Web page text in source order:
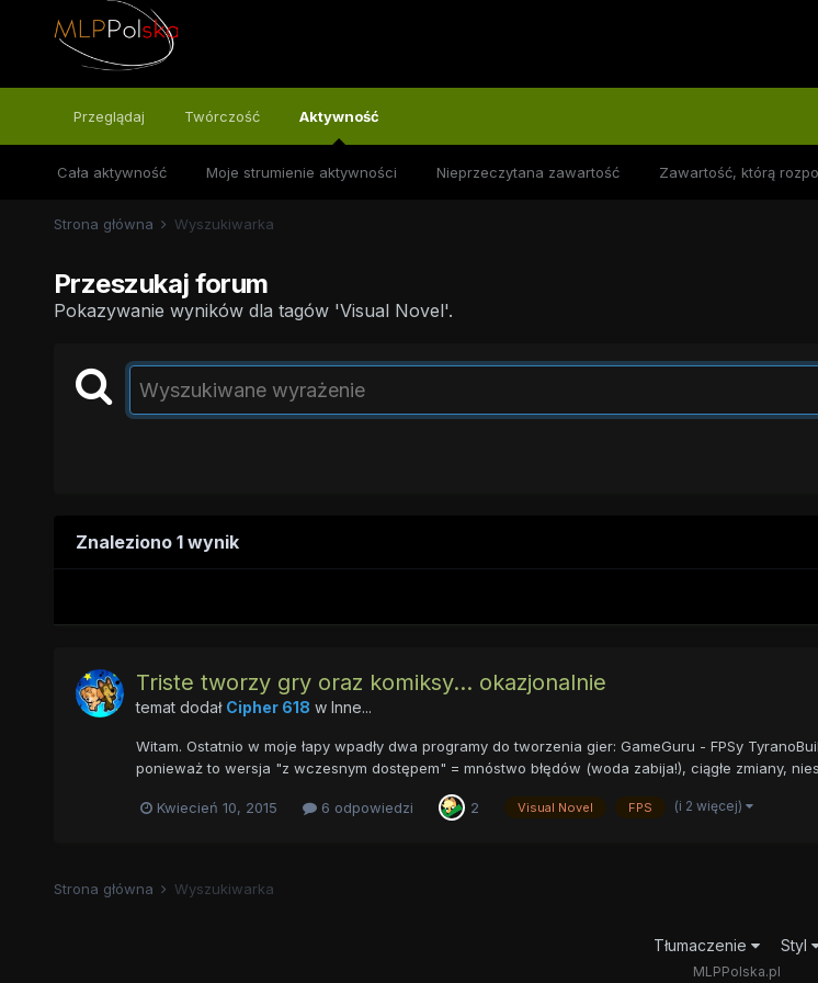
Przeglądaj Twórczość Aktywność
Cała aktywność Moje strumienie aktywności Nieprzeczytana zawartość Zawartość, którą
Strona główna Wyszukiwarka
Przeszukaj forum
Pokazywanie wyników dla tagów 'Visual Novel'.
Znaleziono 1 wynik
Triste tworzy gry oraz komiksy... okazjonalnie
temat dodał Cipher 618 w Inne...
Witam. Ostatnio w moje łapy wpadły dwa programy do tworzenia gier: GameGuru - FPSy
ponieważ to wersja "z wczesnym dostępem" = mnóstwo błędów (woda zabija!), ciągłe zmiany,
Kwiecień 10, 2015 6 odpowiedzi 2 Visual Novel FPS (i 2 więcej)
Strona główna Wyszukiwarka
Tłumaczenie Styl
MLPPolska.pl